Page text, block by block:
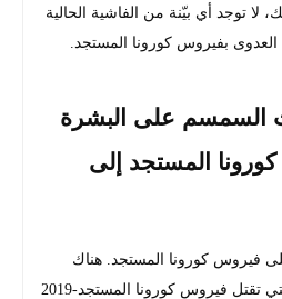
لا توجد أي بيّنة من الفاشية الحالية
بفيروس كورونا المستجد.
السمسم على البشرة
المستجد إلى
فيروس كورونا المستجد. هناك
بعض المطهرات الكيميائية التي تقتل فيروس كورونا المستجد-2019